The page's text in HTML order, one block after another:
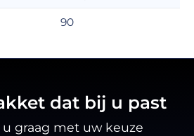
90
dat bij u past
graag met uw keuze